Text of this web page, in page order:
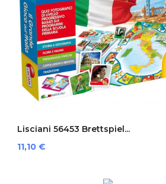
Lisciani 56453 Brettspiel...
Preis
11,10 €